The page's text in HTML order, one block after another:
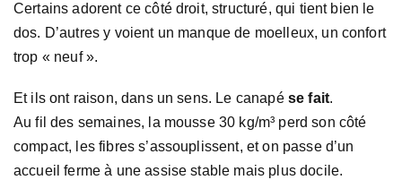
Certains adorent ce côté droit, structuré, qui tient bien le
dos. D’autres y voient un manque de moelleux, un confort
trop « neuf ».
Et ils ont raison, dans un sens. Le canapé se fait.
Au fil des semaines, la mousse 30 kg/m³ perd son côté
compact, les fibres s’assouplissent, et on passe d’un
accueil ferme à une assise stable mais plus docile.